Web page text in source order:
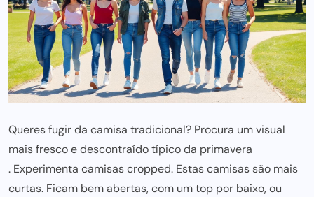
Queres fugir da camisa tradicional? Procura um visual
mais fresco e descontraído típico da primavera
. Experimenta camisas cropped. Estas camisas são mais
curtas. Ficam bem abertas, com um top por baixo, ou